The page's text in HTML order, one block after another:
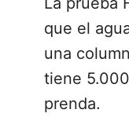
que el
una
tiene
prenda.